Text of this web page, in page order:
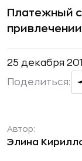
Платежный
25 декабря
Поделиться:
Автор:
Элина